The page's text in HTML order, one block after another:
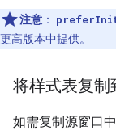
注意 ：
更高版本中提供。
将样式表复制
如需复制源窗口